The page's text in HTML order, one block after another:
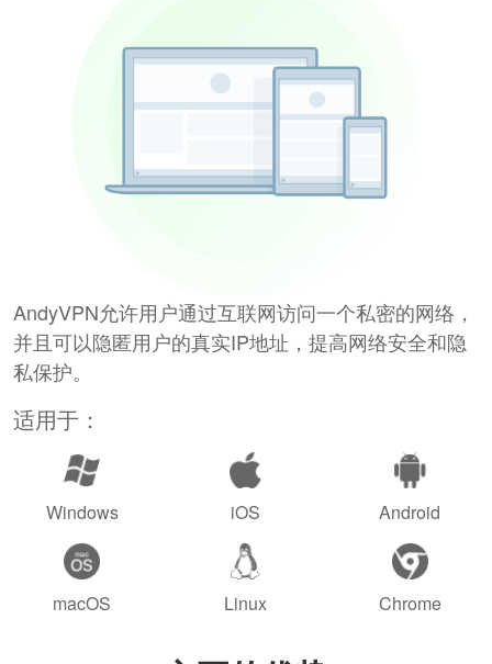
AndyVPN允许用户通过互联网访问一个私密的网络，
并且可以隐匿用户的真实IP地址，提高网络安全和隐
私保护。
适用于：
Windows iOS Android
macOS Linux Chrome